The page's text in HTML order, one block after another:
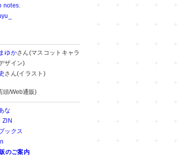
notes.
ゆかさん(マスコットキャラ
ザイン)
さん(イラスト)
頭/Web通販)
な
ZIN
ックス
のご案内